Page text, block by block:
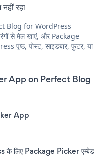
रहा
Blog for WordPress
रंगों से मेल खाएं, और Package
पृष्ठ, पोस्ट, साइडबार, फुटर, या
App on Perfect Blog
App
लिए Package Picker एम्बेड